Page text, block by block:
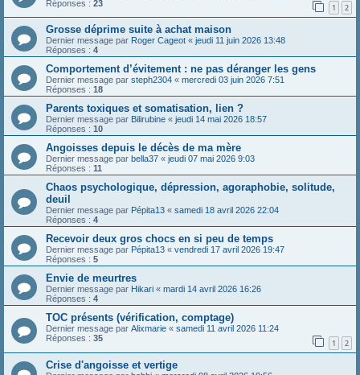
Réponses : 23 1 2
Grosse déprime suite à achat maison
Dernier message par Roger Cageot « jeudi 11 juin 2026 13:48
Réponses : 4
Comportement d’évitement : ne pas déranger les gens
Dernier message par steph2304 « mercredi 03 juin 2026 7:51
Réponses : 18
Parents toxiques et somatisation, lien ?
Dernier message par Bilirubine « jeudi 14 mai 2026 18:57
Réponses : 10
Angoisses depuis le décès de ma mère
Dernier message par bella37 « jeudi 07 mai 2026 9:03
Réponses : 11
Chaos psychologique, dépression, agoraphobie, solitude,
deuil
Dernier message par Pépita13 « samedi 18 avril 2026 22:04
Réponses : 4
Recevoir deux gros chocs en si peu de temps
Dernier message par Pépita13 « vendredi 17 avril 2026 19:47
Réponses : 5
Envie de meurtres
Dernier message par Hikari « mardi 14 avril 2026 16:26
Réponses : 4
TOC présents (vérification, comptage)
Dernier message par Alixmarie « samedi 11 avril 2026 11:24
Réponses : 35 1 2
Crise d'angoisse et vertige